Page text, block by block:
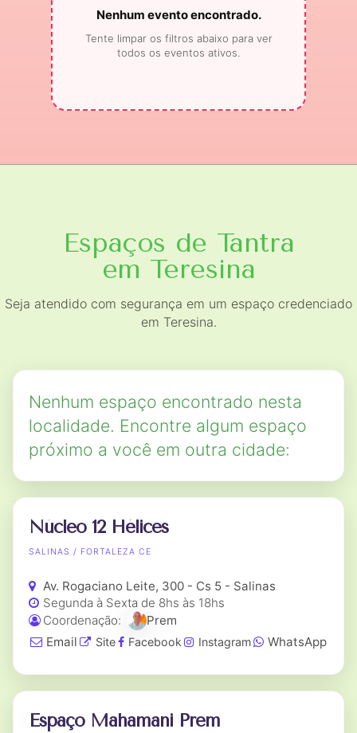
Nenhum evento encontrado.
Tente limpar os filtros abaixo para ver
todos os eventos ativos.
Espaços de Tantra
em Teresina
Seja atendido com segurança em um espaço credenciado
em Teresina.
Nenhum espaço encontrado nesta
localidade. Encontre algum espaço
próximo a você em outra cidade:
Núcleo 12 Hélices
SALINAS / FORTALEZA CE
Av. Rogaciano Leite, 300 - Cs 5 - Salinas
Segunda à Sexta de 8hs às 18hs
Coordenação:
Prem
Email
Site Facebook Instagram WhatsApp
Espaço Mahamani Prem